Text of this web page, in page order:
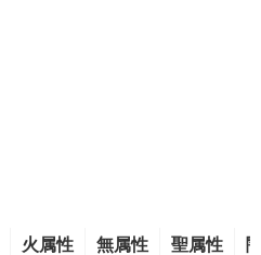
火属性 無属性 聖属性